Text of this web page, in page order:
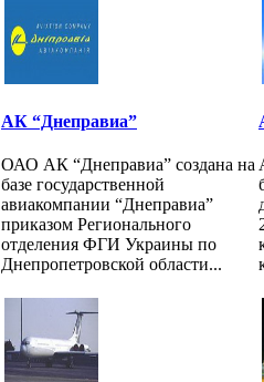
АК “Днеправиа”
ОАО АК “Днеправиа” создана на
базе государственной
авиакомпании “Днеправиа”
приказом Регионального
отделения ФГИ Украины по
Днепропетровской области...